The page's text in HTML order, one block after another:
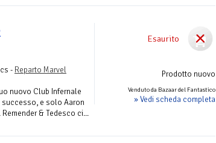
Esaurito
Prodotto nuovo
Venduto da Bazaar del Fantastico
» Vedi scheda completa
- Reparto Marvel
nuovo Club Infernale
e solo Aaron
& Tedesco ci...